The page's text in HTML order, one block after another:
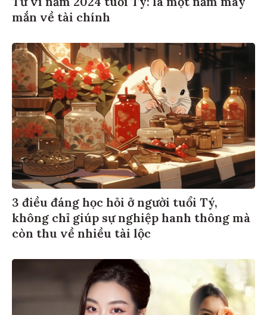
mắn về tài chính
3 điều đáng học hỏi ở người tuổi Tý,
không chỉ giúp sự nghiệp hanh thông mà
còn thu về nhiều tài lộc